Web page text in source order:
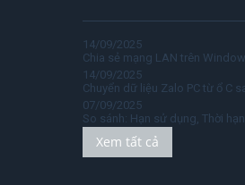
14/09/2025
Chia sẻ mạng LAN trên
14/09/2025
Chuyển dữ liệu Zalo PC từ ổ C
07/09/2025
So sánh: Hạn sử dụng, Thời
Xem tất cả